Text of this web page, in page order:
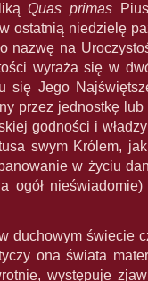
Quas primas
ostatnią niedzielę
nazwę na
wyraża się w
się Jego
przez jednostkę
godności i
swym Królem,
w życiu
ogół
duchowym świecie
ona świata
występuje